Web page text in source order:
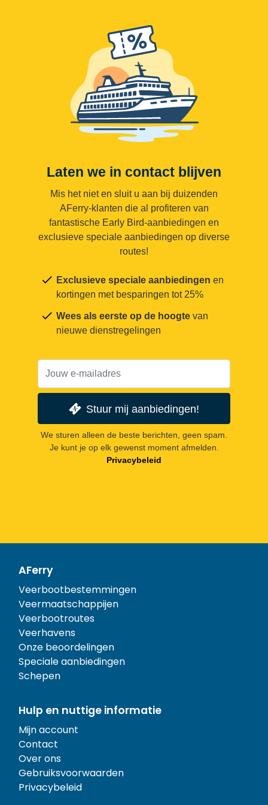
personeel overschaduwde.
Laten we in contact blijven
Mis het niet en sluit u aan bij duizenden
AFerry-klanten die al profiteren van
fantastische Early Bird-aanbiedingen en
exclusieve speciale aanbiedingen op diverse
routes!
Exclusieve speciale aanbiedingen en
kortingen met besparingen tot 25%
Wees als eerste op de hoogte van
nieuwe dienstregelingen
Stuur mij aanbiedingen!
We sturen alleen de beste berichten, geen spam.
Je kunt je op elk gewenst moment afmelden.
Privacybeleid
AFerry
Veerbootbestemmingen
Veermaatschappijen
Veerbootroutes
Veerhavens
Onze beoordelingen
Speciale aanbiedingen
Schepen
Hulp en nuttige informatie
Mijn account
Contact
Over ons
Gebruiksvoorwaarden
Privacybeleid